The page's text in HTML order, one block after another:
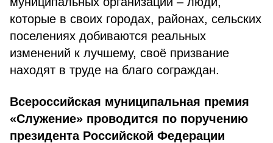
которые в своих городах, районах, сельских
поселениях добиваются реальных
изменений к лучшему, своё призвание
находят в труде на благо сограждан.
Всероссийская муниципальная премия
«Служение» проводится по поручению
президента Российской Федерации